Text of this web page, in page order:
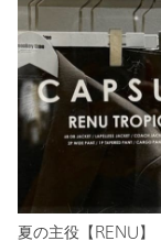
夏の主役【RENU】